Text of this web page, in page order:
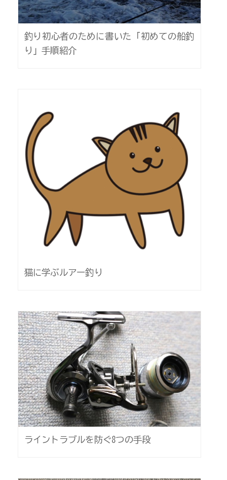
釣り初心者のために書いた「初めての船釣
り」手順紹介
猫に学ぶルアー釣り
ライントラブルを防ぐ8つの手段